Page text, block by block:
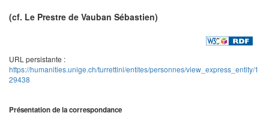
(cf. Le Prestre de Vauban Sébastien)
URL persistante :
https://humanities.unige.ch/turrettini/entites/personnes/view_express_entity/1
29438
Présentation de la correspondance